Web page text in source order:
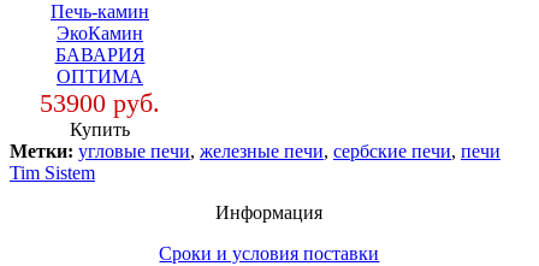
Печь-камин
ЭкоКамин
БАВАРИЯ
ОПТИМА
53900 руб.
Купить
Метки: угловые печи, железные печи, сербские печи, печи
Tim Sistem
Информация
Сроки и условия поставки